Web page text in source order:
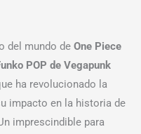
del mundo de One Piece
POP de Vegapunk
ha revolucionado la
impacto en la historia de
imprescindible para